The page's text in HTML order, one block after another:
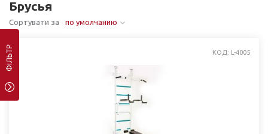
Брусья
Сортувати за по умолчанию
ФІЛЬТР КОД: L-4005